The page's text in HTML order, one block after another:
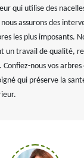
qui utilise des
assurons des
les plus imposants.
un travail de qualité,
nous vos
qui préserve la